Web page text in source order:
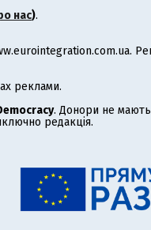
нас).
реклами.
. Донори не мають
редакція.